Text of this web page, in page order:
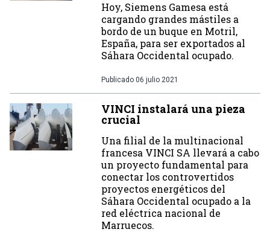
Hoy, Siemens Gamesa está
cargando grandes mástiles a
bordo de un buque en Motril,
España, para ser exportados al
Sáhara Occidental ocupado.
Publicado 06 julio 2021
VINCI instalará una pieza
crucial
Una filial de la multinacional
francesa VINCI SA llevará a cabo
un proyecto fundamental para
conectar los controvertidos
proyectos energéticos del
Sáhara Occidental ocupado a la
red eléctrica nacional de
Marruecos.